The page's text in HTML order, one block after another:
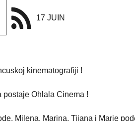
17 JUIN
kinematografiji !
postaje Ohlala Cinema !
Milena, Marina, Tijana i Marie